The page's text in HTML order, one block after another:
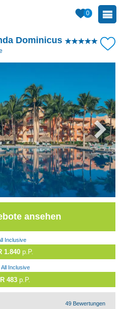
0
Dominicus
ansehen
Inclusive
1.840 p.P.
Inclusive
483 p.P.
49 Bewertungen